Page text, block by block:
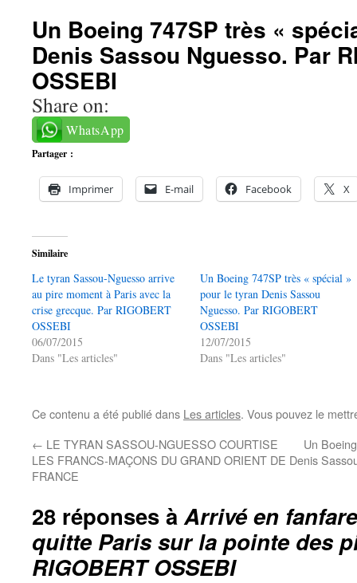
Un Boeing 747SP très «
Denis Sassou Nguesso. Par
OSSEBI
Share on:
WhatsApp
Partager :
Imprimer E-mail Facebook X
Similaire
Le tyran Sassou-Nguesso arrive
au pire moment à Paris avec la
crise grecque. Par RIGOBERT
OSSEBI
06/07/2015
Dans "Les articles"
Un Boeing 747SP très « spécial »
pour le tyran Denis Sassou
Nguesso. Par RIGOBERT
OSSEBI
12/07/2015
Dans "Les articles"
Ce contenu a été publié dans Les articles. Vous pouvez le
← LE TYRAN SASSOU-NGUESSO COURTISE
LES FRANCS-MAÇONS DU GRAND ORIENT DE
FRANCE
Un
Denis
28 réponses àArrivé en
quitte Paris sur la pointe des
RIGOBERT OSSEBI